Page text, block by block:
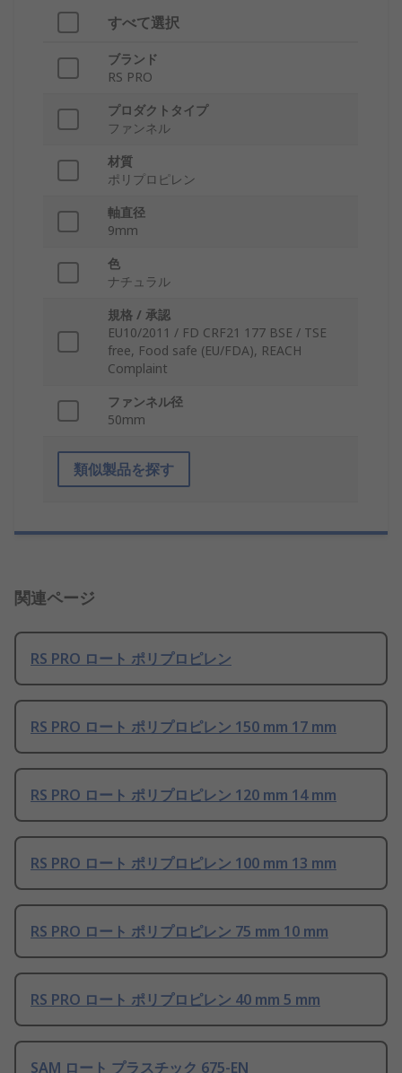
すべて選択
ブランド
RS PRO
プロダクトタイプ
ファンネル
材質
ポリプロピレン
軸直径
9mm
色
ナチュラル
規格 / 承認
EU10/2011 / FD CRF21 177 BSE / TSE
free, Food safe (EU/FDA), REACH
Complaint
ファンネル径
50mm
類似製品を探す
関連ページ
RS PRO ロート ポリプロピレン
RS PRO ロート ポリプロピレン 150 mm 17 mm
RS PRO ロート ポリプロピレン 120 mm 14 mm
RS PRO ロート ポリプロピレン 100 mm 13 mm
RS PRO ロート ポリプロピレン 75 mm 10 mm
RS PRO ロート ポリプロピレン 40 mm 5 mm
SAM ロート プラスチック 675-EN